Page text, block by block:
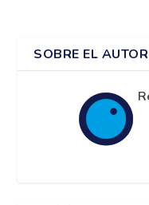
SOBRE EL AUTOR